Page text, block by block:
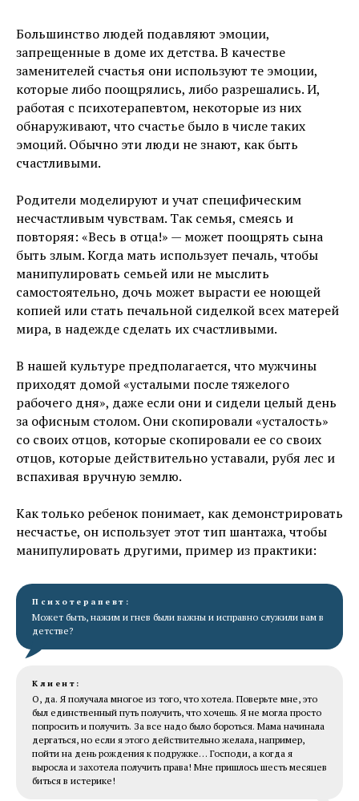
Большинство людей подавляют эмоции,
запрещенные в доме их детства. В качестве
заменителей счастья они используют те эмоции,
которые либо поощрялись, либо разрешались. И,
работая с психотерапевтом, некоторые из них
обнаруживают, что счастье было в числе таких
эмоций. Обычно эти люди не знают, как быть
счастливыми.
Родители моделируют и учат специфическим
несчастливым чувствам. Так семья, смеясь и
повторяя: «Весь в отца!» — может поощрять сына
быть злым. Когда мать использует печаль, чтобы
манипулировать семьей или не мыслить
самостоятельно, дочь может вырасти ее ноющей
копией или стать печальной сиделкой всех матерей
мира, в надежде сделать их счастливыми.
В нашей культуре предполагается, что мужчины
приходят домой «усталыми после тяжелого
рабочего дня», даже если они и сидели целый день
за офисным столом. Они скопировали «усталость»
со своих отцов, которые скопировали ее со своих
отцов, которые действительно уставали, рубя лес и
вспахивая вручную землю.
Как только ребенок понимает, как демонстрировать
несчастье, он использует этот тип шантажа, чтобы
манипулировать другими, пример из практики:
Психотерапевт:
Может быть, нажим и гнев были важны и исправно служили вам в
детстве?
Клиент:
О, да. Я получала многое из того, что хотела. Поверьте мне, это
был единственный путь получить, что хочешь. Я не могла просто
попросить и получить. За все надо было бороться. Мама начинала
дергаться, но если я этого действительно желала, например,
пойти на день рождения к подружке… Господи, а когда я
выросла и захотела получить права! Мне пришлось шесть месяцев
биться в истерике!